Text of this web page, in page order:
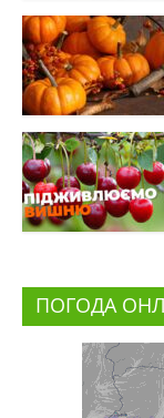
ПОГОДА